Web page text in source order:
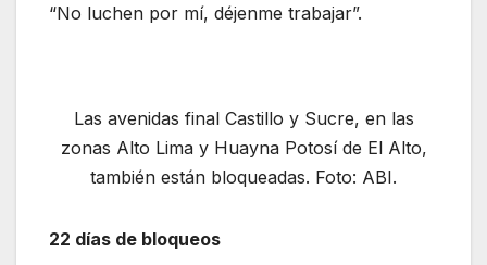
“No luchen por mí, déjenme trabajar”.
Las avenidas final Castillo y Sucre, en las
zonas Alto Lima y Huayna Potosí de El Alto,
también están bloqueadas. Foto: ABI.
22 días de bloqueos